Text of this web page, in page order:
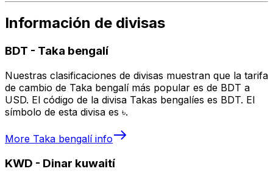
Información de divisas
BDT - Taka bengalí
Nuestras clasificaciones de divisas muestran que la tarifa
de cambio de Taka bengalí más popular es de BDT a
USD. El código de la divisa Takas bengalíes es BDT. El
símbolo de esta divisa es ৳.
More Taka bengalíinfo
KWD - Dinar kuwaití